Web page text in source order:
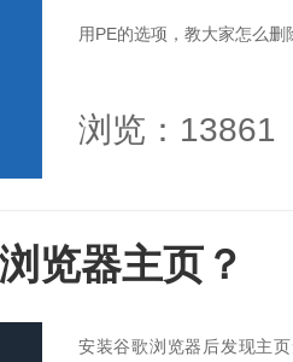
用PE的选项，教大家怎么
浏览：13861
览器主页？
安装谷歌浏览器后发现主